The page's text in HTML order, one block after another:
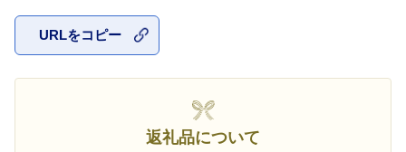
URLをコピー
返礼品について